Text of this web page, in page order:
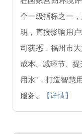
个一级指标之一
明，直接影响用
司获悉，福州市
成本、减环节、
用水”，打造智慧
服务。
【详情】